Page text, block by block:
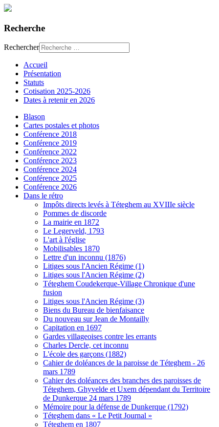
Recherche
Rechercher
Accueil
Présentation
Statuts
Cotisation 2025-2026
Dates à retenir en 2026
Blason
Cartes postales et photos
Conférence 2018
Conférence 2019
Conférence 2022
Conférence 2023
Conférence 2024
Conférence 2025
Conférence 2026
Dans le rétro
Impôts directs levés à Téteghem au XVIIIe siècle
Pommes de discorde
La mairie en 1872
Le Legerveld, 1793
L'art à l'église
Mobilisables 1870
Lettre d'un inconnu (1876)
Litiges sous l'Ancien Régime (1)
Litiges sous l'Ancien Régime (2)
Téteghem Coudekerque-Village Chronique d'une
fusion
Litiges sous l'Ancien Régime (3)
Biens du Bureau de bienfaisance
Du nouveau sur Jean de Montailly
Capitation en 1697
Gardes villageoises contre les errants
Charles Dercle, cet inconnu
L'école des garçons (1882)
Cahier de doléances de la paroisse de Téteghem - 26
mars 1789
Cahier des doléances des branches des paroisses de
Téteghem, Ghyvelde et Uxem dépendant du Territoire
de Dunkerque 24 mars 1789
Mémoire pour la défense de Dunkerque (1792)
Téteghem dans « Le Petit Journal »
Téteghem en 1807